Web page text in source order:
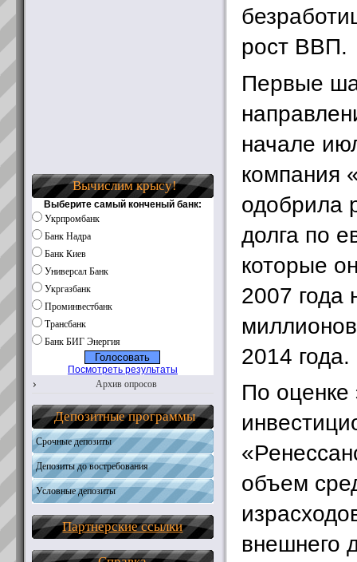
Вычислим крысу!
Выберите самый конченый банк:
Укрпромбанк
Банк Надра
Банк Киев
Универсал Банк
Укргазбанк
Проминвестбанк
Трансбанк
Банк БИГ Энергия
Посмотреть результаты
Архив опросов
Депозитные программы
Срочные депозиты
Депозиты до востребования
Условные депозиты
Партнерские ссылки
рост ВВП.
Первые
начале
компания
одобрила
долга по
которые
2007 года
2014 года.
По оценке
объем
внешнего